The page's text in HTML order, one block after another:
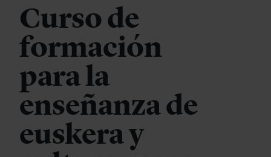
Curso de
formación
para la
enseñanza de
euskera y